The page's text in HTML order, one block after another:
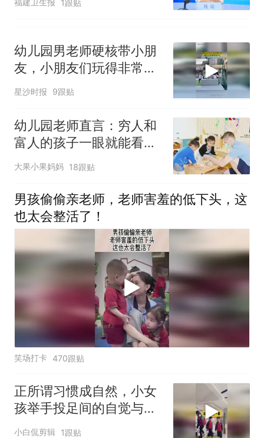
福建卫生报 1跟贴
幼儿园男老师硬核带小朋
友，小朋友们玩得非常开
心，网友：这种好老师上
星沙时报 9跟贴
幼儿园老师直言：穷人和
富人的孩子一眼就能看
出，这几点装不来
大果小果妈妈 18跟贴
男孩偷偷亲老师，老师害羞的低下头，这
也太会整活了！
笑场打卡 470跟贴
正所谓习惯成自然，小女
孩举手投足间的自觉与勤
快，格外耀眼
小白侃剪辑 1跟贴